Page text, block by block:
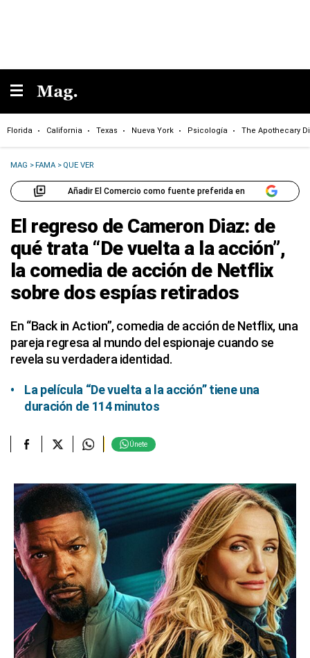
Florida California Texas Nueva York Psicología The Apothecary
MAG >FAMA > QUE VER
Añadir El Comercio como fuente preferida en
El regreso de Cameron Diaz: de
qué trata “De vuelta a la acción”,
la comedia de acción de Netflix
sobre dos espías retirados
En “Back in Action”, comedia de acción de Netflix, una
pareja regresa al mundo del espionaje cuando se
revela su verdadera identidad.
La película “De vuelta a la acción” tiene una
duración de 114 minutos
Únete